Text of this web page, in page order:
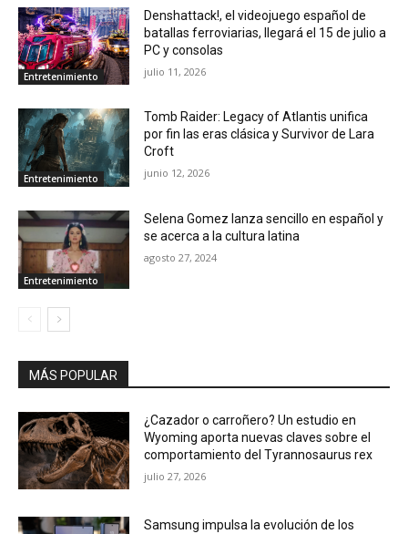
Entretenimiento
Denshattack!, el videojuego español de
batallas ferroviarias, llegará el 15 de julio a
PC y consolas
julio 11, 2026
Entretenimiento
Tomb Raider: Legacy of Atlantis unifica
por fin las eras clásica y Survivor de Lara
Croft
junio 12, 2026
Entretenimiento
Selena Gomez lanza sencillo en español y
se acerca a la cultura latina
agosto 27, 2024
MÁS POPULAR
¿Cazador o carroñero? Un estudio en
Wyoming aporta nuevas claves sobre el
comportamiento del Tyrannosaurus rex
julio 27, 2026
Samsung impulsa la evolución de los